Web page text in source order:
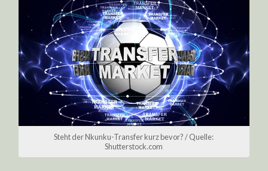
Steht der Nkunku-Transfer kurz bevor? / Quelle:
Shutterstock.com